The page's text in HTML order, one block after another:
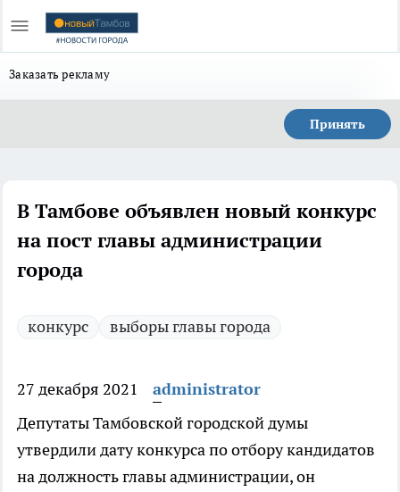
Заказать рекламу
Принять
В Тамбове объявлен новый конкурс
на пост главы администрации
города
конкурс выборы главы города
27 декабря 2021
administrator
Депутаты Тамбовской городской думы
утвердили дату конкурса по отбору кандидатов
на должность главы администрации, он